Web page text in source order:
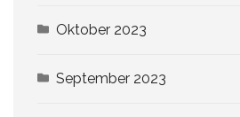
Oktober 2023
September 2023